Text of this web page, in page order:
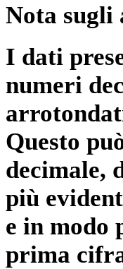
Nota sugli
I dati
numeri
Questo
decimale,
più
e in modo
prima